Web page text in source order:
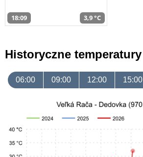
18:09 3,9 °C
Historyczne temperatury
06:00 09:00 12:00 15:00